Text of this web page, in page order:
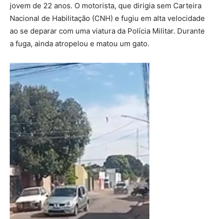
jovem de 22 anos. O motorista, que dirigia sem Carteira
Nacional de Habilitação (CNH) e fugiu em alta velocidade
ao se deparar com uma viatura da Polícia Militar. Durante
a fuga, ainda atropelou e matou um gato.